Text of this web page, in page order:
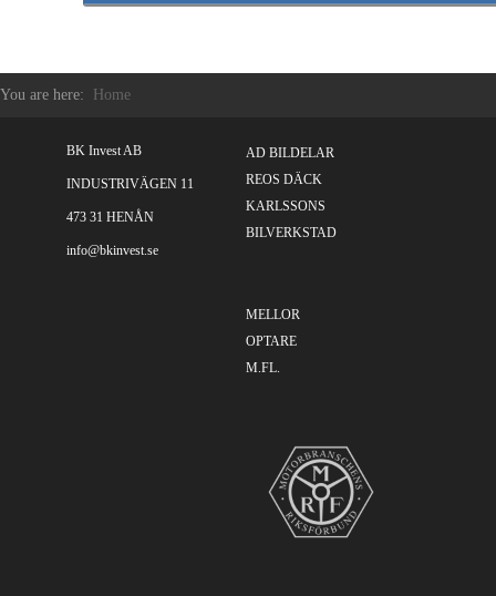
You are here: Home
BK Invest AB
INDUSTRIVÄGEN 11
473 31 HENÅN
info@bkinvest.se
AD BILDELAR
REOS DÄCK
KARLSSONS
BILVERKSTAD
MELLOR
OPTARE
M.FL.